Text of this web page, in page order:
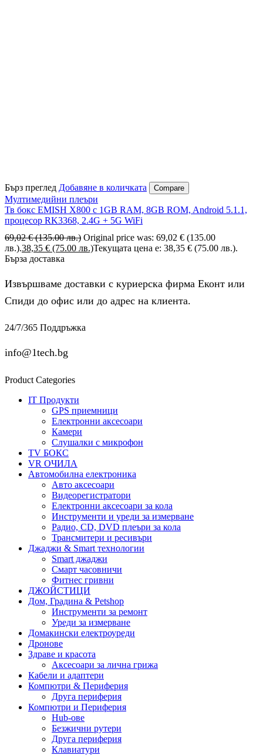
Бърз преглед Добавяне в количката Compare
Мултимедийни плеъри
Тв бокс EMISH X800 с 1GB RAM, 8GВ ROM, Android 5.1.1,
процесор RK3368, 2.4G + 5G WiFi
69,02€ (135.00 лв.) Original price was: 69,02 € (135.00
лв.).38,35 € (75.00 лв.)Текущата цена е: 38,35 € (75.00 лв.).
Бърза доставка
Извършваме доставки с куриерска фирма Еконт или
Спиди до офис или до адрес на клиента.
24/7/365 Поддръжка
info@1tech.bg
Product Categories
IT Продукти
GPS приемници
Електронни аксесоари
Камери
Слушалки с микрофон
TV БОКС
VR ОЧИЛА
Автомобилна електроника
Авто аксесоари
Видеорегистратори
Електронни аксесоари за кола
Инструменти и уреди за измерване
Радио, CD, DVD плеъри за кола
Трансмитери и ресивъри
Джаджи & Smart технологии
Smart джаджи
Смарт часовничи
Фитнес гривни
ДЖОЙСТИЦИ
Дом, Градина & Petshop
Инструменти за ремонт
Уреди за измерване
Домакински електроуреди
Дронове
Здраве и красота
Аксесоари за лична грижа
Кабели и адаптери
Компютри & Периферия
Друга периферия
Компютри и Периферия
Hub-ове
Безжични рутери
Друга периферия
Клавиатури